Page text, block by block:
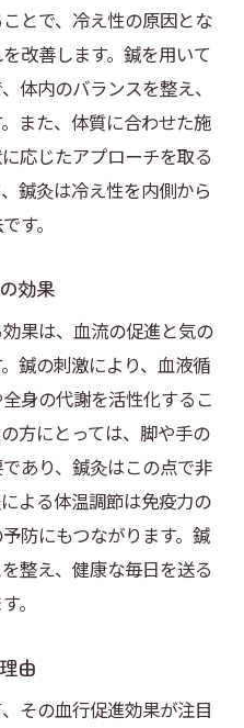
とで、冷え性の原因とな
改善します。鍼を用いて
体内のバランスを整え、
また、体質に合わせた施
応じたアプローチを取る
鍼灸は冷え性を内側から
す。
効果
果は、血流の促進と気の
鍼の刺激により、血液循
身の代謝を活性化するこ
方にとっては、脚や手の
あり、鍼灸はこの点で非
よる体温調節は免疫力の
防にもつながります。鍼
整え、健康な毎日を送る
。
由
その血行促進効果が注目